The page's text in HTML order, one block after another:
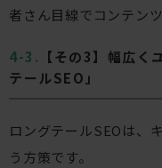
者さん目線でコンテン
【その3】幅広く
テールSEO」
ロングテールSEOは、
う方策です。